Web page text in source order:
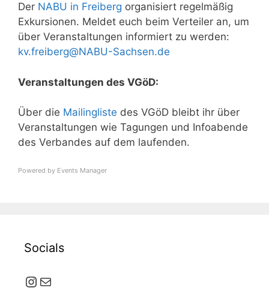
Der NABU in Freiberg organisiert regelmäßig
Exkursionen. Meldet euch beim Verteiler an, um
über Veranstaltungen informiert zu werden:
kv.freiberg@NABU-Sachsen.de
Veranstaltungen des VGöD:
Über die Mailingliste des VGöD bleibt ihr über
Veranstaltungen wie Tagungen und Infoabende
des Verbandes auf dem laufenden.
Powered by Events Manager
Socials
Instagram
E-Mail